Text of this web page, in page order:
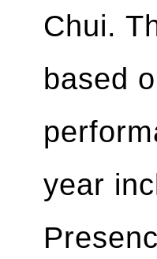
Chui.
based
year